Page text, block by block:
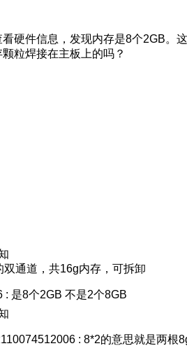
硬件信息，发现内存是8个2GB。这
粒焊接在主板上的吗？
通道，共16g内存，可拆卸
: 是8个2GB 不是2个8GB
: 8*2的意思就是两根